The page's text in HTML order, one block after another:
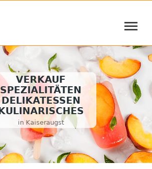
≡
VERKAUF
SPEZIALITÄTEN
DELIKATESSEN
KULINARISCHES
in Kaiseraugst